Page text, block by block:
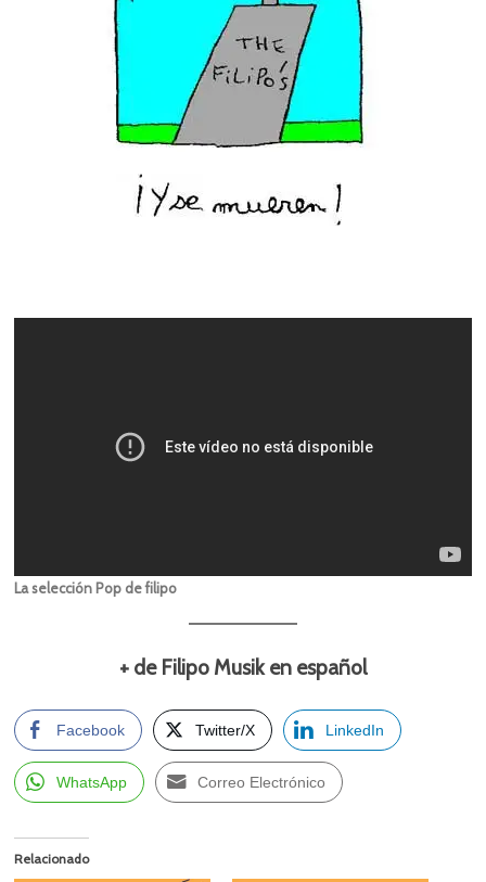
La selección Pop de filipo
+ de Filipo Musik en español
Facebook Twitter/X LinkedIn
WhatsApp Correo Electrónico
Relacionado